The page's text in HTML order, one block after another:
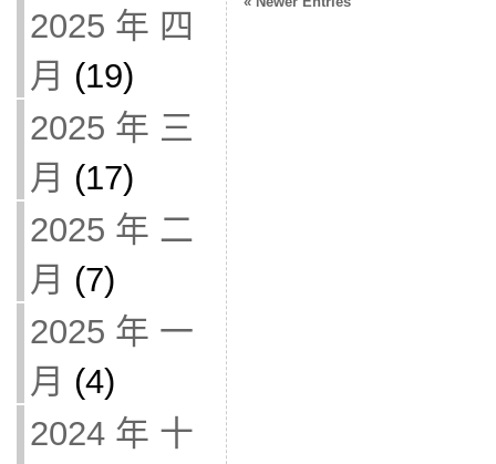
2025 年 四
月 (19)
2025 年 三
月 (17)
2025 年 二
月 (7)
2025 年 一
月 (4)
2024 年 十